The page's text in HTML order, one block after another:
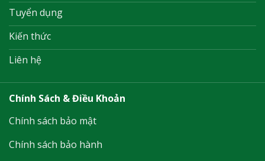
Tuyển dụng
Kiến thức
Liên hệ
Chính Sách & Điều Khoản
Chính sách bảo mật
Chính sách bảo hành